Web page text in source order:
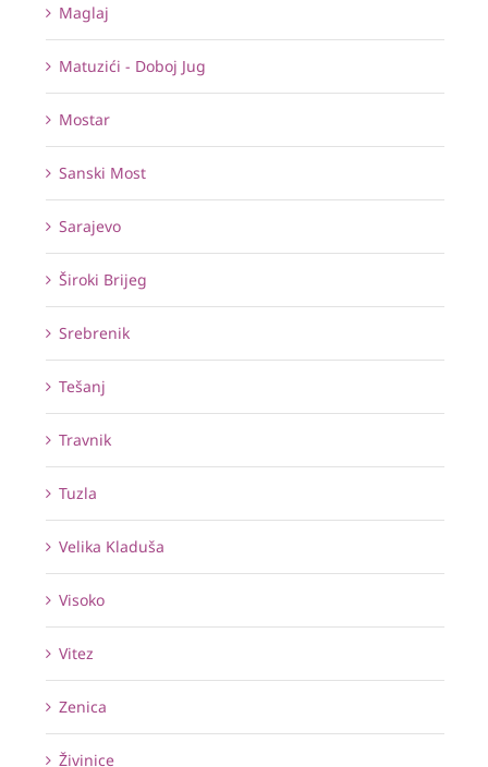
Maglaj
Matuzići - Doboj Jug
Mostar
Sanski Most
Sarajevo
Široki Brijeg
Srebrenik
Tešanj
Travnik
Tuzla
Velika Kladuša
Visoko
Vitez
Zenica
Živinice